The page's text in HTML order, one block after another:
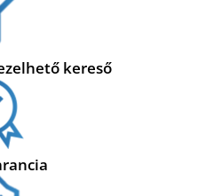
kereső